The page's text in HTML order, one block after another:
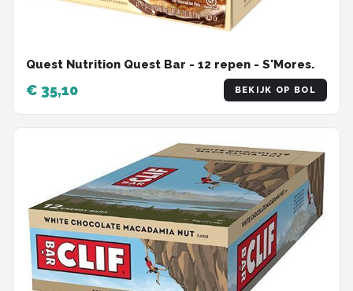
Quest Nutrition Quest Bar - 12 repen - S'Mores.
€ 35,10 BEKIJK OP BOL